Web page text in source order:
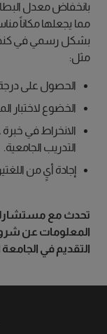
بانخفاض معدل
مما يجعلها مكاناً
بشكل رسمي في
مثل:
الحصول على
الخضوع لاختبار
الانخراط في
التدريب الجامعية.
إجادة أيٍ من
تحدث مع مستشارك
المعلومات عن
التقديم في